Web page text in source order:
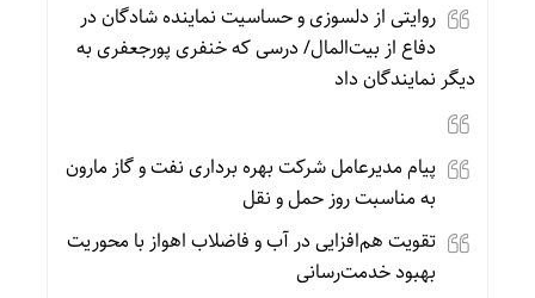
روایتی از دلسوزی و حساسیت نماینده شادگان در
دفاع از بیت‌المال/ درسی که خنفری پورجعفری به
دیگر نمایندگان داد
پیام مدیرعامل شرکت بهره برداری نفت و گاز مارون
به مناسبت روز حمل و نقل
تقویت هم‌افزایی در آب و فاضلاب اهواز با محوریت
بهبود خدمت‌رسانی